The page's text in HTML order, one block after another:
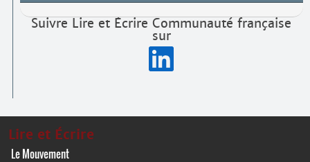
Suivre Lire et Écrire Communauté française
sur
Lire et Écrire
Le Mouvement